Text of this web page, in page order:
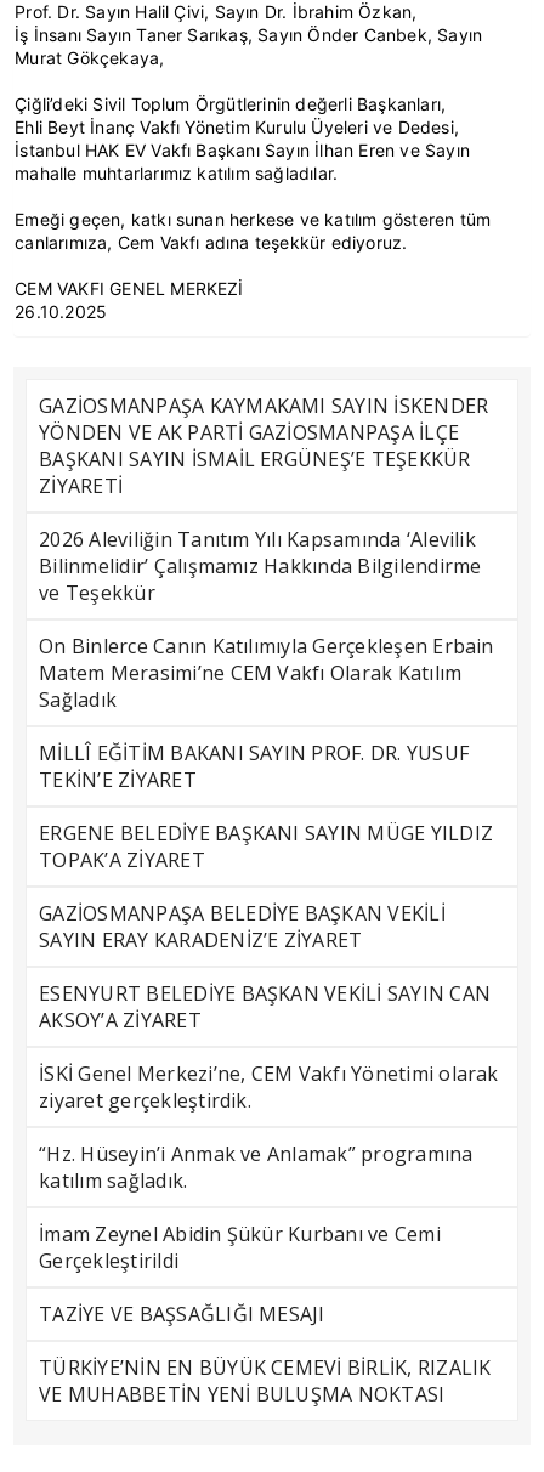
Prof. Dr. Sayın Halil Çivi, Sayın Dr. İbrahim Özkan,
İş İnsanı Sayın Taner Sarıkaş, Sayın Önder Canbek, Sayın
Murat Gökçekaya,
Çiğli’deki Sivil Toplum Örgütlerinin değerli Başkanları,
Ehli Beyt İnanç Vakfı Yönetim Kurulu Üyeleri ve Dedesi,
İstanbul HAK EV Vakfı Başkanı Sayın İlhan Eren ve Sayın
mahalle muhtarlarımız katılım sağladılar.
Emeği geçen, katkı sunan herkese ve katılım gösteren tüm
canlarımıza, Cem Vakfı adına teşekkür ediyoruz.
CEM VAKFI GENEL MERKEZİ
26.10.2025
GAZİOSMANPAŞA KAYMAKAMI SAYIN İSKENDER
YÖNDEN VE AK PARTİ GAZİOSMANPAŞA İLÇE
BAŞKANI SAYIN İSMAİL ERGÜNEŞ’E TEŞEKKÜR
ZİYARETİ
2026 Aleviliğin Tanıtım Yılı Kapsamında ‘Alevilik
Bilinmelidir’ Çalışmamız Hakkında Bilgilendirme
ve Teşekkür
On Binlerce Canın Katılımıyla Gerçekleşen Erbain
Matem Merasimi’ne CEM Vakfı Olarak Katılım
Sağladık
MİLLÎ EĞİTİM BAKANI SAYIN PROF. DR. YUSUF
TEKİN’E ZİYARET
ERGENE BELEDİYE BAŞKANI SAYIN MÜGE YILDIZ
TOPAK’A ZİYARET
GAZİOSMANPAŞA BELEDİYE BAŞKAN VEKİLİ
SAYIN ERAY KARADENİZ’E ZİYARET
ESENYURT BELEDİYE BAŞKAN VEKİLİ SAYIN CAN
AKSOY’A ZİYARET
İSKİ Genel Merkezi’ne, CEM Vakfı Yönetimi olarak
ziyaret gerçekleştirdik.
“Hz. Hüseyin’i Anmak ve Anlamak” programına
katılım sağladık.
İmam Zeynel Abidin Şükür Kurbanı ve Cemi
Gerçekleştirildi
TAZİYE VE BAŞSAĞLIĞI MESAJI
TÜRKİYE’NİN EN BÜYÜK CEMEVİ BİRLİK, RIZALIK
VE MUHABBETİN YENİ BULUŞMA NOKTASI